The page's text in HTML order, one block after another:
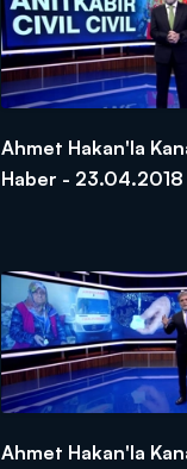
Ahmet Hakan'la
Haber - 23.04.2018
Ahmet Hakan'la